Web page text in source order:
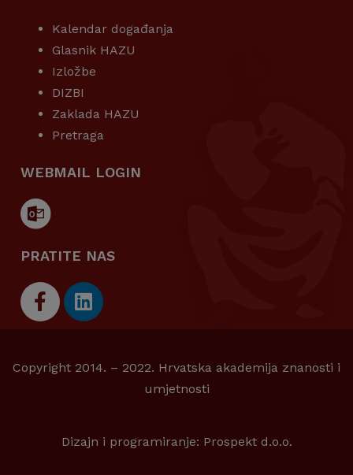
Kalendar događanja
Glasnik HAZU
Izložbe
DIZBI
Zaklada HAZU
Pretraga
WEBMAIL LOGIN
PRATITE NAS
Copyright 2014. – 2022. Hrvatska akademija znanosti i
umjetnosti
Dizajn i programiranje: Prospekt d.o.o.